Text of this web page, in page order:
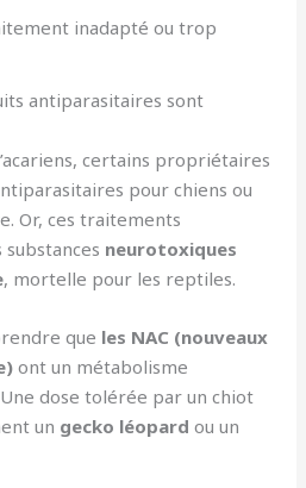
inadapté ou trop
antiparasitaires sont
certains propriétaires
pour chiens ou
Or, ces traitements
neurotoxiques
, mortelle pour les reptiles.
que les NAC (nouveaux
ont un métabolisme
dose tolérée par un chiot
un gecko léopard ou un